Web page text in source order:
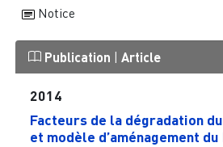
Notice
Publication | Article
2014
Facteurs de la dégradation
et modèle d’aménagement du